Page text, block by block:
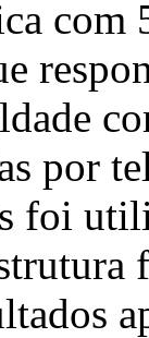
com
por
foi